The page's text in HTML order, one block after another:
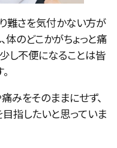
難さを気付かない方が
体のどこかがちょっと痛
し不便になることは皆
みをそのままにせず、
指したいと思っていま